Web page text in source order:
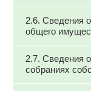
2.6. Сведения
общего
2.7. Сведения
собраниях